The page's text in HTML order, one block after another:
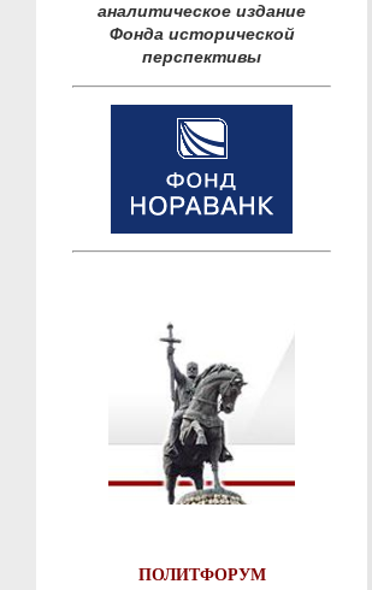
аналитическое издание
Фонда исторической
перспективы
ПОЛИТФОРУМ